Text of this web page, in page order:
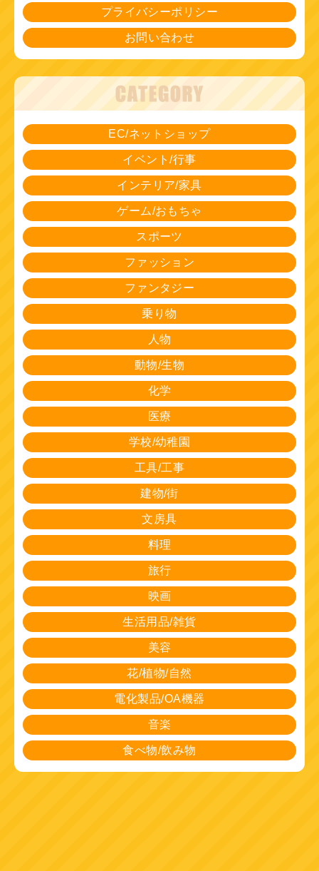
プライバシーポリシー
お問い合わせ
EC/ネットショップ
イベント/行事
インテリア/家具
ゲーム/おもちゃ
スポーツ
ファッション
ファンタジー
乗り物
人物
動物/生物
化学
医療
学校/幼稚園
工具/工事
建物/街
文房具
料理
旅行
映画
生活用品/雑貨
美容
花/植物/自然
電化製品/OA機器
音楽
食べ物/飲み物